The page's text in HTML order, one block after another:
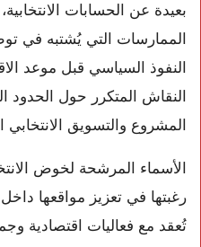
بعيدة عن الحسابات
الممارسات التي يُشتبه في
النفوذ السياسي قبل موعد
النقاش المتكرر حول الحدود
المشروع والتسويق الانتخابي
الأسماء المرشحة لخوض
رغبتها في تعزيز مواقعها
تُعقد مع فعاليات اقتصادية